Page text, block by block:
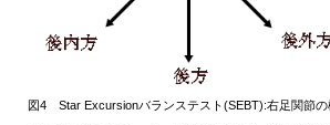
図4 Star Excursionバランステスト(SEBT):右足関節